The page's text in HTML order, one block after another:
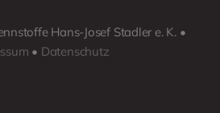
Hans-Josef Stadler e. K. •
• Datenschutz